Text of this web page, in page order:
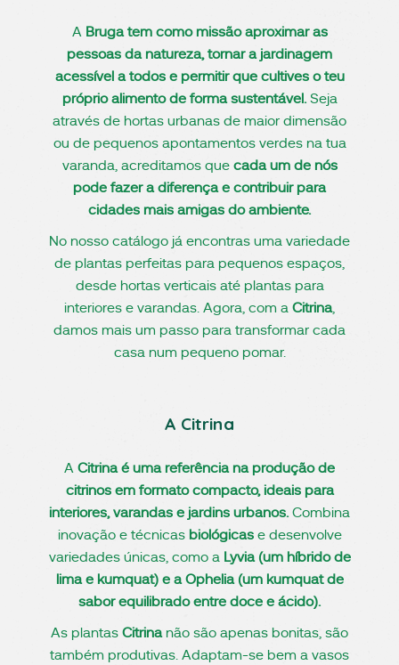
A Bruga tem como missão aproximar as
pessoas da natureza, tornar a jardinagem
acessível a todos e permitir que cultives o teu
próprio alimento de forma sustentável.Seja
através de hortas urbanas de maior dimensão
ou de pequenos apontamentos verdes na tua
varanda, acreditamos que cada um de nós
pode fazer a diferença e contribuir para
cidades mais amigas do ambiente.
No nosso catálogo já encontras uma variedade
de plantas perfeitas para pequenos espaços,
desde hortas verticais até plantas para
interiores e varandas. Agora, com a Citrina,
damos mais um passo para transformar cada
casa num pequeno pomar.
A Citrina
A Citrina é uma referência na produção de
citrinos em formato compacto, ideais para
interiores, varandas e jardins urbanos.Combina
inovação e técnicasbiológicase desenvolve
variedades únicas, como a Lyvia (um híbrido de
lima e kumquat) e a Ophelia (um kumquat de
sabor equilibrado entre doce e ácido).
As plantas Citrinanão são apenas bonitas, são
também produtivas. Adaptam-se bem a vasos